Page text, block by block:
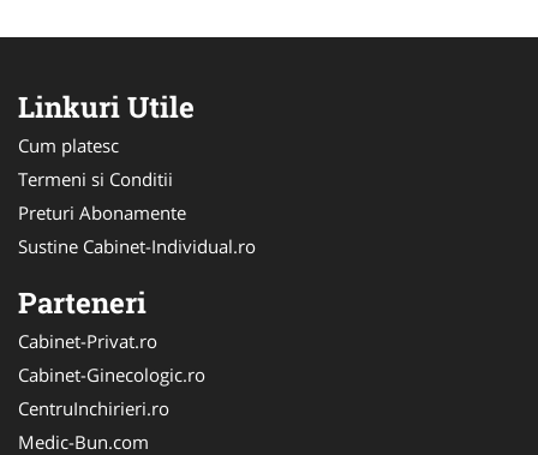
Linkuri Utile
Cum platesc
Termeni si Conditii
Preturi Abonamente
Sustine Cabinet-Individual.ro
Parteneri
Cabinet-Privat.ro
Cabinet-Ginecologic.ro
CentruInchirieri.ro
Medic-Bun.com